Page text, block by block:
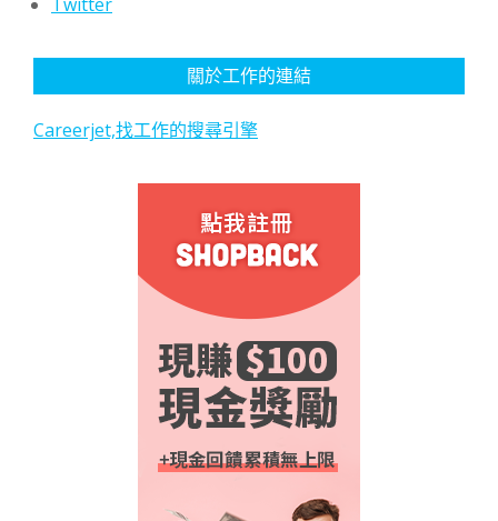
關於工作的連結
Careerjet,找工作的搜尋引擎